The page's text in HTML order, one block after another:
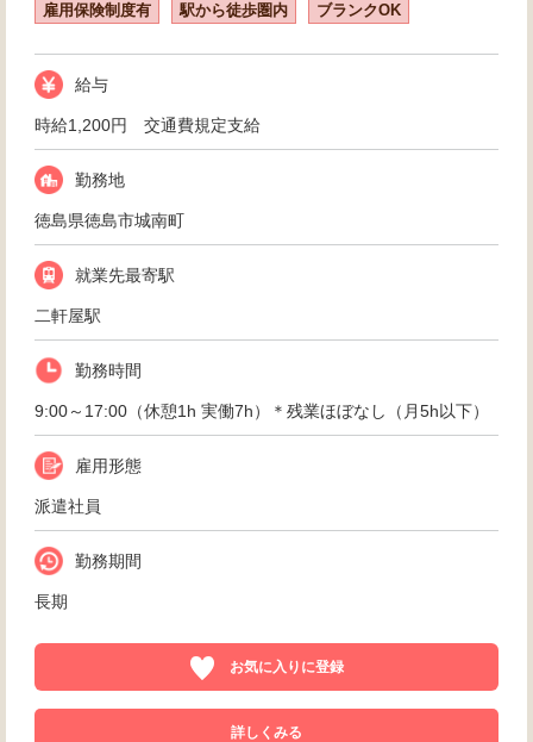
雇用保険制度有 駅から徒歩圏内 ブランクOK
給与
時給1,200円 交通費規定支給
勤務地
徳島県徳島市城南町
就業先最寄駅
二軒屋駅
勤務時間
9:00～17:00（休憩1h 実働7h）＊残業ほぼなし（月5h以下）
雇用形態
派遣社員
勤務期間
長期
お気に入りに登録
詳しくみる